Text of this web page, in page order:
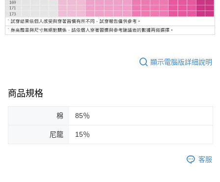
顯示電腦版詳細說明
商品規格
棉 85％
尼龍 15％
客服